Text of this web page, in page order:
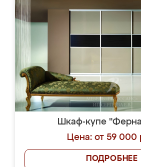
Шкаф-купе
Цена: от 59 000
ПОДРОБНЕЕ